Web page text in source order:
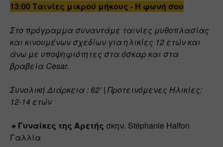
13:00 Ταινίες μικρού μήκους - Η φωνή σου
Στο πρόγραμμα συναντάμε ταινίες μυθοπλασίας
και κινουμένων σχεδίων για ηλικίες 12 ετών και
άνω με υποψηφιότητες στα όσκαρ και στα
βραβεία Cesar.
Συνολική Διάρκεια : 62’ | Προτεινόμενες Ηλικίες:
12-14 ετών
🔸 Γυναίκες της Αρετής σκην. Stéphanie Halfon
Γαλλία